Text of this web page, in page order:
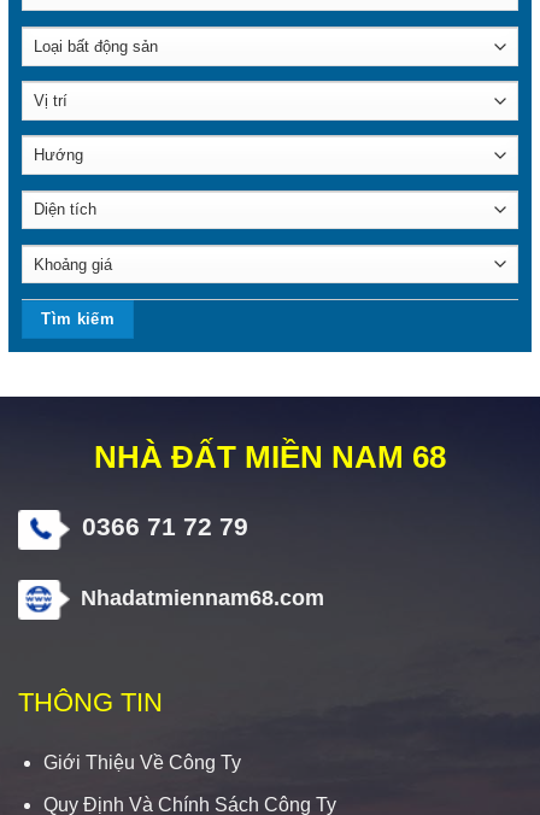
NHÀ ĐẤT MIỀN NAM 68
0366 71 72 79
Nhadatmiennam68.com
THÔNG TIN
Giới Thiệu Về Công Ty
Quy Định Và Chính Sách Công Ty